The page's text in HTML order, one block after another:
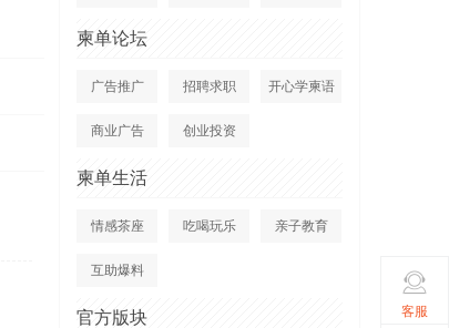
柬单论坛
广告推广 招聘求职 开心学柬语
商业广告 创业投资
柬单生活
情感茶座 吃喝玩乐 亲子教育
互助爆料
官方版块 客服